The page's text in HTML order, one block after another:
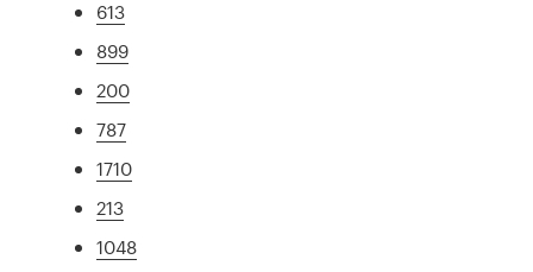
613
899
200
787
1710
213
1048